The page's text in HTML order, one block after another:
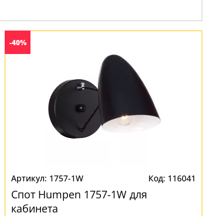
-40%
1757-1W 116041
Спот Humpen 1757-1W для
кабинета